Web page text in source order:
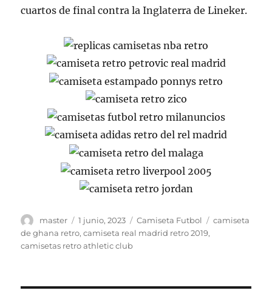
cuartos de final contra la Inglaterra de Lineker.
Autor
master
Publicado
el
1 junio, 2023 Categorías
Camiseta Futbol Etiquetas
camiseta
de ghana retro,camiseta real madrid retro 2019,
camisetas retro athletic club